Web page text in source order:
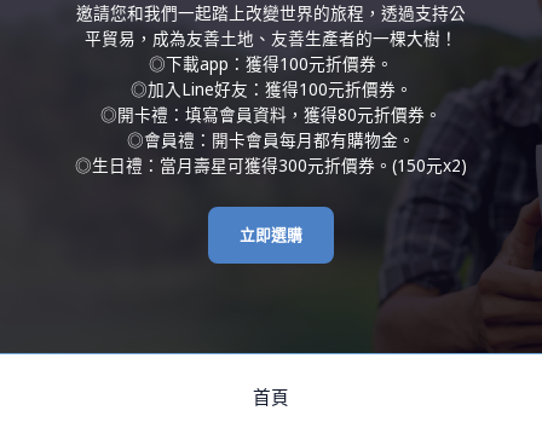
邀請您和我們一起踏上改變世界的旅程，透過支持公
平貿易，成為友善土地、友善生產者的一棵大樹！
◎下載app：獲得100元折價券。
◎加入Line好友：獲得100元折價券。
◎開卡禮：填寫會員資料，獲得80元折價券。
◎會員禮：開卡會員每月都有購物金。
◎生日禮：當月壽星可獲得300元折價券。(150元x2)
立即選購
首頁